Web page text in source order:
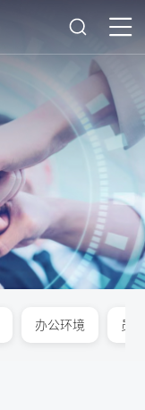
办公环境 员